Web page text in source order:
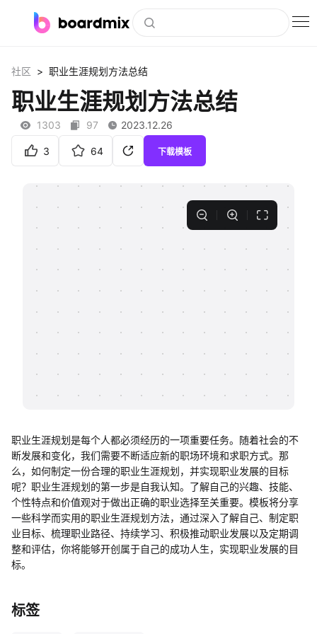
社区资源
下载
社区 > 职业生涯规划方法总结
职业生涯规划方法总结
1303 97 2023.12.26
3 64 下载模板
职业生涯规划是每个人都必须经历的一项重要任务。随着社会的不
断发展和变化，我们需要不断适应新的职场环境和求职方式。那
么，如何制定一份合理的职业生涯规划，并实现职业发展的目标
呢？职业生涯规划的第一步是自我认知。了解自己的兴趣、技能、
个性特点和价值观对于做出正确的职业选择至关重要。模板将分享
一些科学而实用的职业生涯规划方法，通过深入了解自己、制定职
业目标、梳理职业路径、持续学习、积极推动职业发展以及定期调
整和评估，你将能够开创属于自己的成功人生，实现职业发展的目
标。
标签